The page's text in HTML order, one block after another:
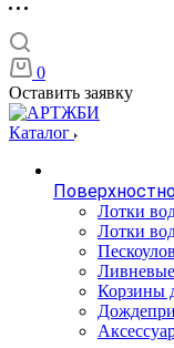
0
Оставить заявку
Каталог
Лотки
Лотки
Корзины